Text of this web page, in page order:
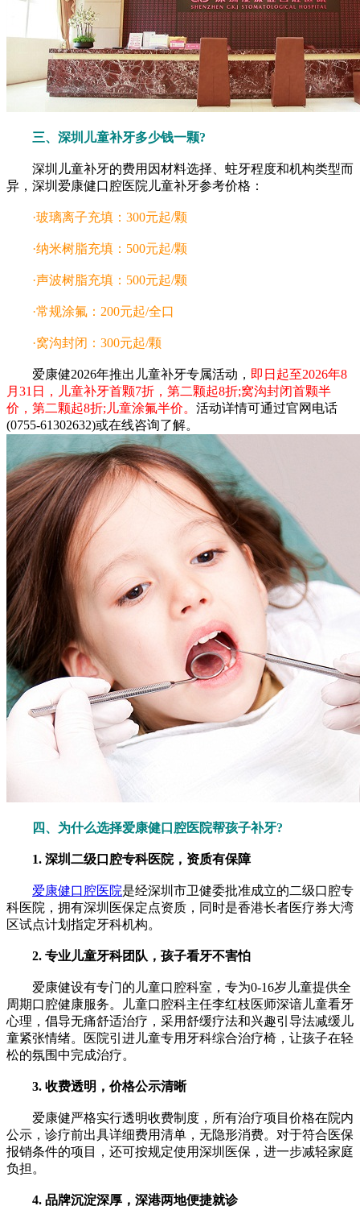
三、深圳儿童补牙多少钱一颗?
深圳儿童补牙的费用因材料选择、蛀牙程度和机构类型而
异，深圳爱康健口腔医院儿童补牙参考价格：
·玻璃离子充填：300元起/颗
·纳米树脂充填：500元起/颗
·声波树脂充填：500元起/颗
·常规涂氟：200元起/全口
·窝沟封闭：300元起/颗
爱康健2026年推出儿童补牙专属活动， 即日起至2026年8
月31日，儿童补牙首颗7折，第二颗起8折;窝沟封闭首颗半
价，第二颗起8折;儿童涂氟半价。 活动详情可通过官网电话
(0755-61302632)或在线咨询了解。
四、为什么选择爱康健口腔医院帮孩子补牙?
1. 深圳二级口腔专科医院，资质有保障
爱康健口腔医院是经深圳市卫健委批准成立的二级口腔专
科医院，拥有深圳医保定点资质，同时是香港长者医疗券大湾
区试点计划指定牙科机构。
2. 专业儿童牙科团队，孩子看牙不害怕
爱康健设有专门的儿童口腔科室，专为0-16岁儿童提供全
周期口腔健康服务。儿童口腔科主任李红枝医师深谙儿童看牙
心理，倡导无痛舒适治疗，采用舒缓疗法和兴趣引导法减缓儿
童紧张情绪。医院引进儿童专用牙科综合治疗椅，让孩子在轻
松的氛围中完成治疗。
3. 收费透明，价格公示清晰
爱康健严格实行透明收费制度，所有治疗项目价格在院内
公示，诊疗前出具详细费用清单，无隐形消费。对于符合医保
报销条件的项目，还可按规定使用深圳医保，进一步减轻家庭
负担。
4. 品牌沉淀深厚，深港两地便捷就诊